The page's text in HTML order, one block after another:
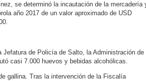
se determinó la incautación de la mercadería
año 2017 de un valor aproximado de USD
de Policía de Salto, la Administración de
casi 7.000 huevos y bebidas alcohólicas.
gallina. Tras la intervención de la Fiscalía